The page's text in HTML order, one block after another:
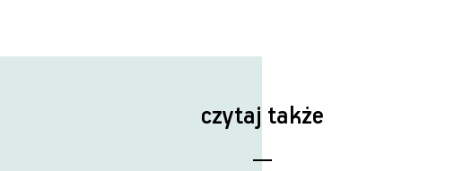
czytaj także